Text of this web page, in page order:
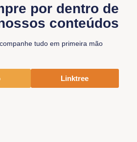
por dentro de
conteúdos
tudo em primeira mão
Linktree